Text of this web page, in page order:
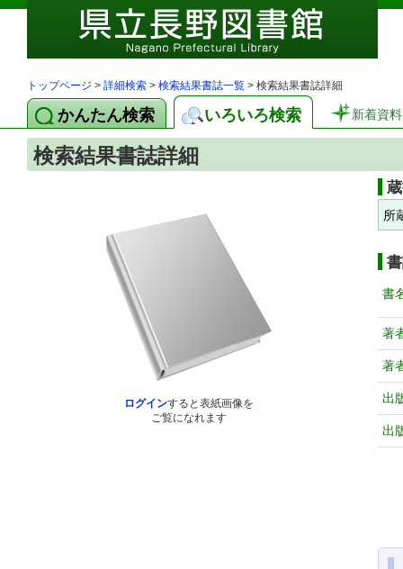
トップページ > 詳細検索 > 検索結果書誌一覧 > 検索結果書誌詳細
かんたん検索 いろいろ検索 新着資料
検索結果書誌詳細
ログインすると表紙画像を
ご覧になれます
所
書
著
著
出
出